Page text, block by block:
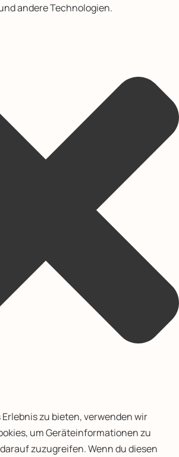
andere Technologien.
zu bieten, verwenden wir
um Geräteinformationen zu
zuzugreifen. Wenn du diesen